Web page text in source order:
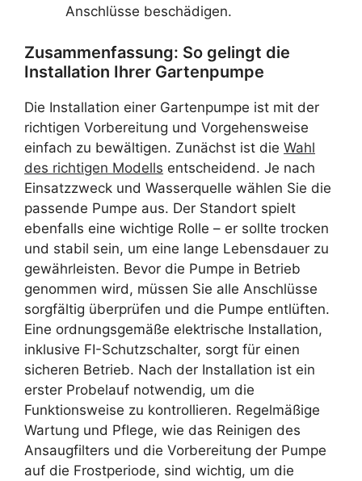
Anschlüsse beschädigen.
Zusammenfassung: So gelingt die
Installation Ihrer Gartenpumpe
Die Installation einer Gartenpumpe ist mit der
richtigen Vorbereitung und Vorgehensweise
einfach zu bewältigen. Zunächst ist die Wahl
des richtigen Modells entscheidend. Je nach
Einsatzzweck und Wasserquelle wählen Sie die
passende Pumpe aus. Der Standort spielt
ebenfalls eine wichtige Rolle – er sollte trocken
und stabil sein, um eine lange Lebensdauer zu
gewährleisten. Bevor die Pumpe in Betrieb
genommen wird, müssen Sie alle Anschlüsse
sorgfältig überprüfen und die Pumpe entlüften.
Eine ordnungsgemäße elektrische Installation,
inklusive FI-Schutzschalter, sorgt für einen
sicheren Betrieb. Nach der Installation ist ein
erster Probelauf notwendig, um die
Funktionsweise zu kontrollieren. Regelmäßige
Wartung und Pflege, wie das Reinigen des
Ansaugfilters und die Vorbereitung der Pumpe
auf die Frostperiode, sind wichtig, um die